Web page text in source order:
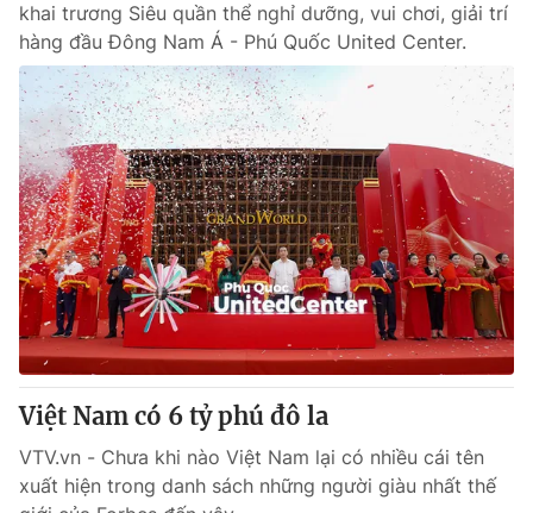
khai trương Siêu quần thể nghỉ dưỡng, vui chơi, giải trí
hàng đầu Đông Nam Á - Phú Quốc United Center.
Việt Nam có 6 tỷ phú đô la
VTV.vn - Chưa khi nào Việt Nam lại có nhiều cái tên
xuất hiện trong danh sách những người giàu nhất thế